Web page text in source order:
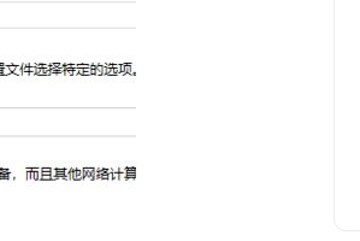
台试笔记本平板电脑开机密码破
解修改重置删除修改清除
Admin 2020/03/03